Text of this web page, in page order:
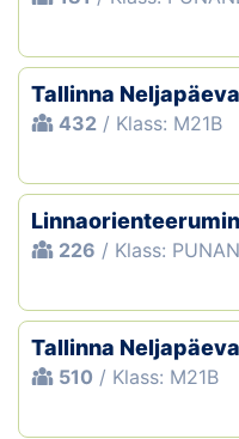
Tallinna
432 / Klass: M21B
226 / Klass:
Tallinna
510 / Klass: M21B